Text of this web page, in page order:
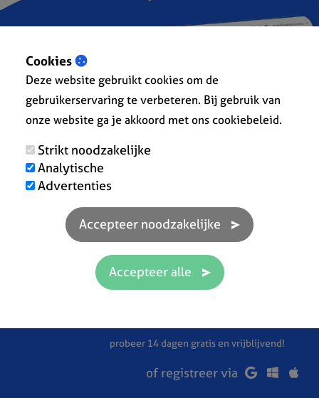
Klaar om efficiënter te werken?
probeer 14 dagen gratis en vrijblijvend!
of registreer via
Cookies
Deze website gebruikt cookies om de
gebruikerservaring te verbeteren. Bij gebruik van
onze website ga je akkoord met ons cookiebeleid.
Strikt noodzakelijke
Analytische
Advertenties